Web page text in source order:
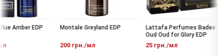
Amber EDP Montale Greyland EDP
200 грн./мл
Lattafa Perfumes Badee Al
Oud Oud for Glory EDP
25 грн./мл